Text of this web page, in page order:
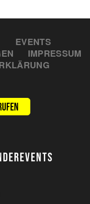
EVENTS
IMPRESSUM